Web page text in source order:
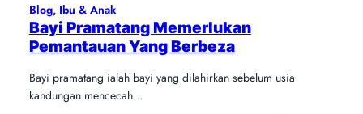
Blog, Ibu & Anak
Bayi Pramatang Memerlukan
Pemantauan Yang Berbeza
Bayi pramatang ialah bayi yang dilahirkan sebelum usia
kandungan mencecah…